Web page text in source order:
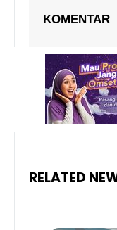
KOMENTAR
RELATED